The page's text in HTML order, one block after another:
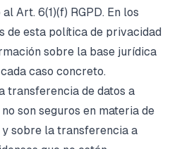
Art. 6(1)(f) RGPD. En los
de esta política de privacidad
sobre la base jurídica
caso concreto.
transferencia de datos a
son seguros en materia de
sobre la transferencia a